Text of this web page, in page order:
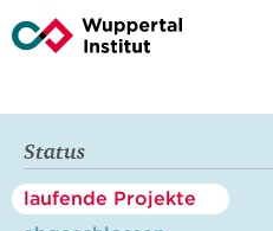
Status
laufende Projekte